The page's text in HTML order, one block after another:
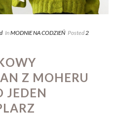
InMODNIE NA CODZIEŃ Posted 2
Z MOHERU
JEDEN